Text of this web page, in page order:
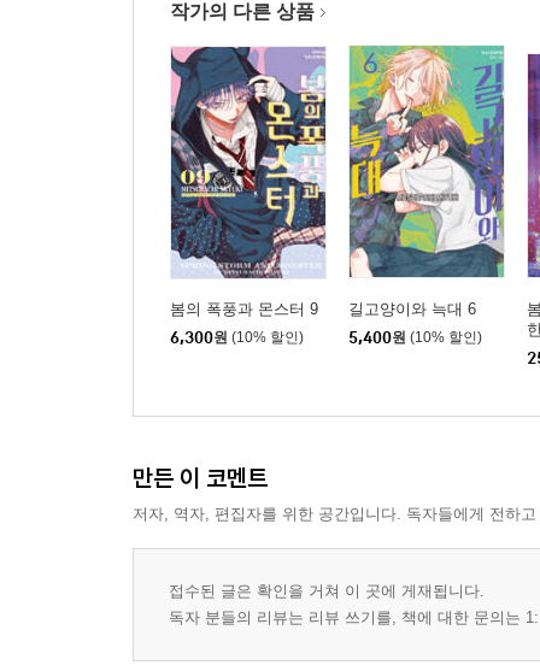
작가의 다른 상품
봄의 폭풍과 몬스터 9
6,300원 (10% 할인)
길고양이와 늑대 6
5,400원 (10% 할인)
만든 이 코멘트
저자, 역자, 편집자를 위한 공간입니다. 독자들에게 전하
접수된 글은 확인을 거쳐 이 곳에 게재됩니다.
독자 분들의 리뷰는 리뷰 쓰기를, 책에 대한 문의는